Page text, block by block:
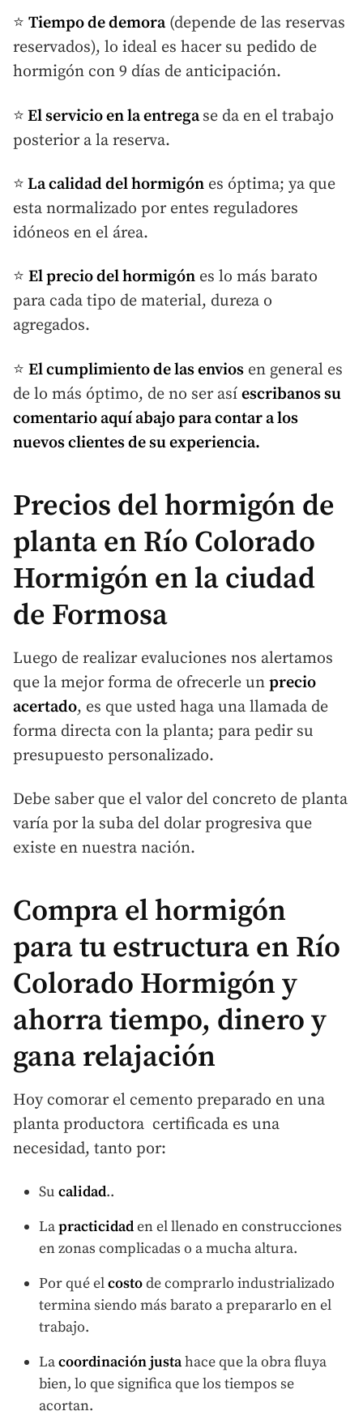
⭐ Tiempo de demora (depende de las reservas
reservados), lo ideal es hacer su pedido de
hormigón con 9 días de anticipación.
⭐ El servicio en la entrega se da en el trabajo
posterior a la reserva.
⭐ La calidad del hormigón es óptima; ya que
esta normalizado por entes reguladores
idóneos en el área.
⭐ El precio del hormigón es lo más barato
para cada tipo de material, dureza o
agregados.
⭐ El cumplimiento de las envios en general es
de lo más óptimo, de no ser así escribanos su
comentario aquí abajo para contar a los
nuevos clientes de su experiencia.
Precios del hormigón de
planta en Río Colorado
Hormigón en la ciudad
de Formosa
Luego de realizar evaluciones nos alertamos
que la mejor forma de ofrecerle un precio
acertado, es que usted haga una llamada de
forma directa con la planta; para pedir su
presupuesto personalizado.
Debe saber que el valor del concreto de planta
varía por la suba del dolar progresiva que
existe en nuestra nación.
Compra el hormigón
para tu estructura en Río
Colorado Hormigón y
ahorra tiempo, dinero y
gana relajación
Hoy comorar el cemento preparado en una
planta productora certificada es una
necesidad, tanto por:
Su calidad..
Lapracticidaden el llenado en construcciones
en zonas complicadas o a mucha altura.
Por qué elcostode comprarlo industrializado
termina siendo más barato a prepararlo en el
trabajo.
Lacoordinación justahace que la obra fluya
bien, lo que significa que los tiempos se
acortan.